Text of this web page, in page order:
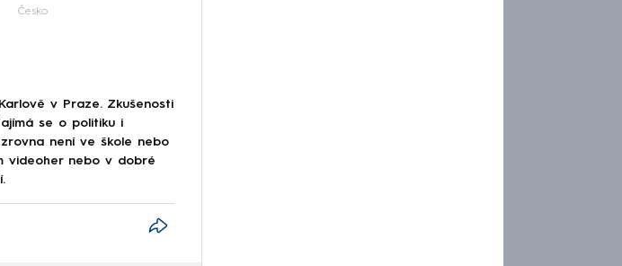
Česko
v Praze. Zkušenosti
se o politiku i
není ve škole nebo
videoher nebo v dobré